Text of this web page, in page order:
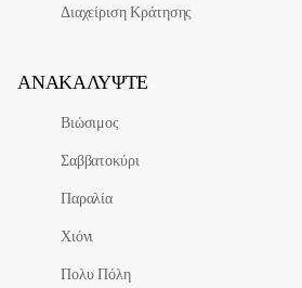
Διαχείριση Κράτησης
ΑΝΑΚΑΛΎΨΤΕ
Βιώσιμος
Σαββατοκύρι
Παραλία
Χιόνι
Πολυ Πόλη